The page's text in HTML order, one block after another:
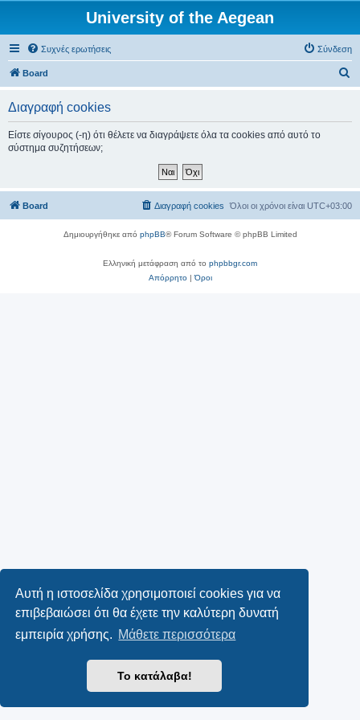
Αυτή η ιστοσελίδα χρησιμοποιεί cookies για να
επιβεβαιώσει ότι θα έχετε την καλύτερη δυνατή
εμπειρία χρήσης. Μάθετε περισσότερα
Το κατάλαβα!
University of the Aegean
Συχνές ερωτήσεις Σύνδεση
Board
σ
Διαγραφή cookies
Είστε σίγουρος (-η) ότι θέλετε να διαγράψετε όλα τα cookies από αυτό το
σύστημα συζητήσεων;
Board Όλοι οι χρόνοι είναι UTC+03:00
Διαγραφή cookies
Δημιουργήθηκε από phpBB® Forum Software © phpBB Limited
Ελληνική μετάφραση από το phpbbgr.com
Απόρρητο|Όροι